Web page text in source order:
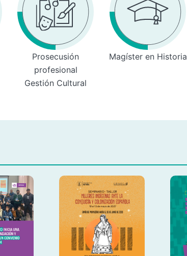
Prosecusión
profesional
Gestión Cultural
Magíster en Historia